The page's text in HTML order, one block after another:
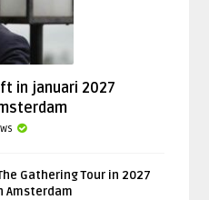
in januari 2027
Gathering Tour in 2027
Amsterdam